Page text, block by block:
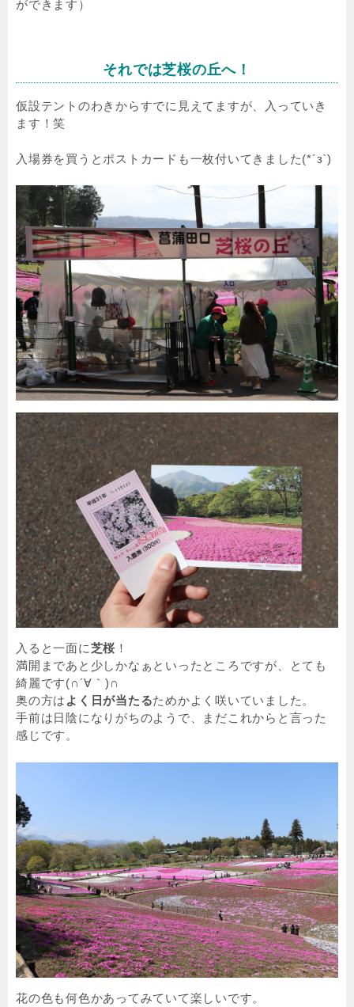
ができます）
それでは芝桜の丘へ！
仮設テントのわきからすでに見えてますが、入っていき
ます！笑
入場券を買うとポストカードも一枚付いてきました(*´з`)
入ると一面に芝桜 ！
満開まであと少しかなぁといったところですが、とても
綺麗です(∩´∀｀)∩
奥の方は よく日が当たるためかよく咲いていました。
手前は日陰になりがちのようで、まだこれからと言った
感じです。
花の色も何色かあってみていて楽しいです。